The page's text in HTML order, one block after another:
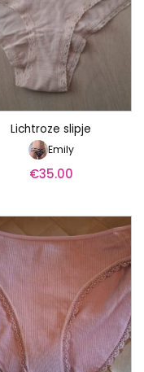
Lichtroze slipje
Emily
€35.00